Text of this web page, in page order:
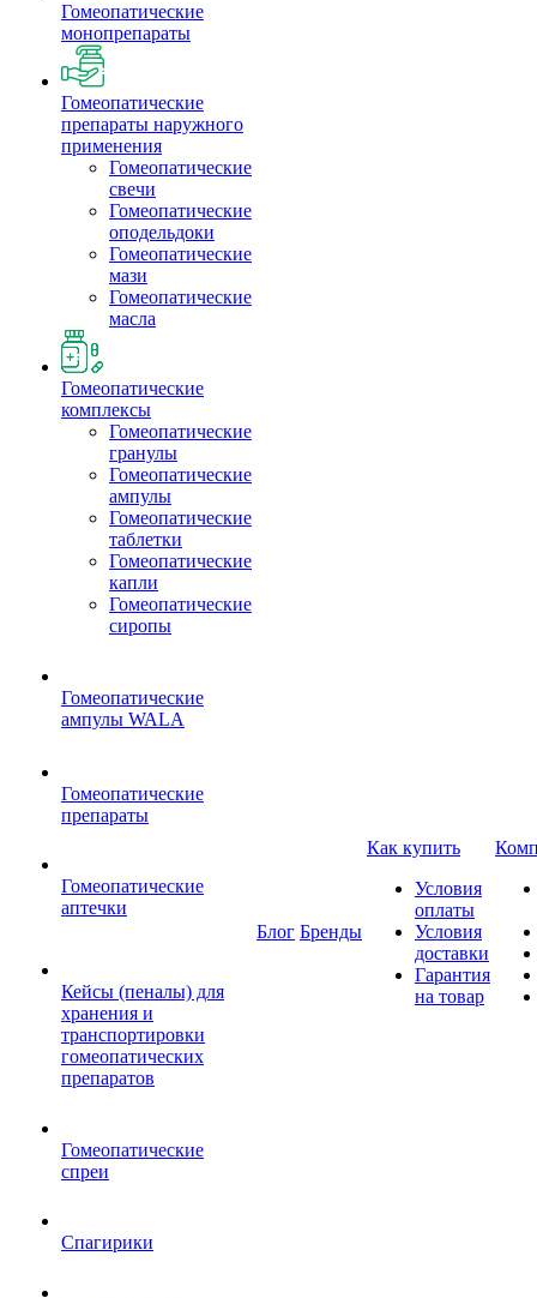
Гомеопатические
монопрепараты
Гомеопатические
препараты наружного
применения
Гомеопатические
свечи
Гомеопатические
оподельдоки
Гомеопатические
мази
Гомеопатические
масла
Гомеопатические
комплексы
Гомеопатические
гранулы
Гомеопатические
ампулы
Гомеопатические
таблетки
Гомеопатические
капли
Гомеопатические
сиропы
Гомеопатические
ампулы WALA
Гомеопатические
препараты
Гомеопатические
аптечки
Кейсы (пеналы) для
хранения и
транспортировки
гомеопатических
препаратов
Гомеопатические
спреи
Спагирики
Блог Бренды
Как купить
Условия
оплаты
Условия
доставки
Гарантия
на товар